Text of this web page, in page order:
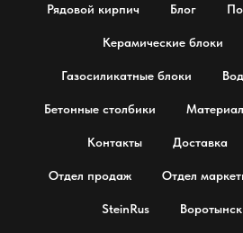
Рядовой кирпич Блог
Керамические блоки
Газосиликатные блоки
Бетонные столбики
Контакты Доставка
Отдел продаж Отдел
SteinRus